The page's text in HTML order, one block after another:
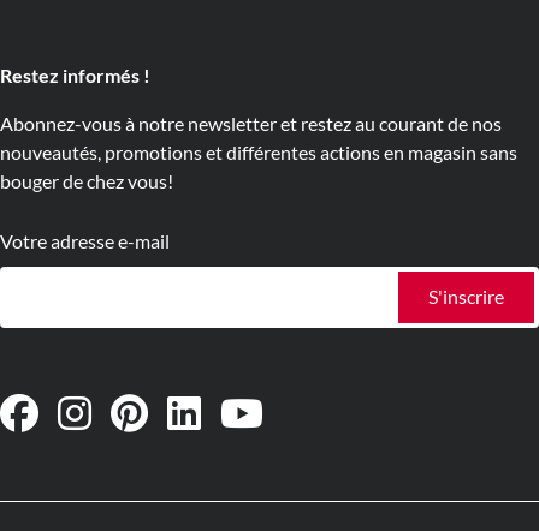
Restez informés !
Abonnez-vous à notre newsletter et restez au courant de nos
nouveautés, promotions et différentes actions en magasin sans
bouger de chez vous!
Votre adresse e-mail
S'inscrire